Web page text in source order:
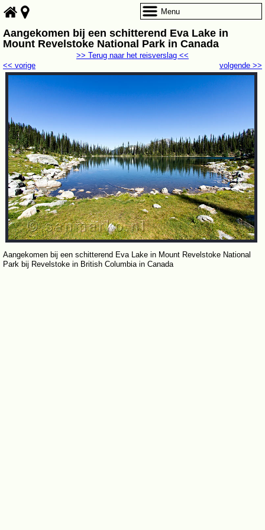
Aangekomen bij een schitterend Eva Lake in
Mount Revelstoke National Park in Canada
volgende >>
<< vorige
>> Terug naar het reisverslag <<
Aangekomen bij een schitterend Eva Lake in Mount Revelstoke National
Park bij Revelstoke in British Columbia in Canada
Menu